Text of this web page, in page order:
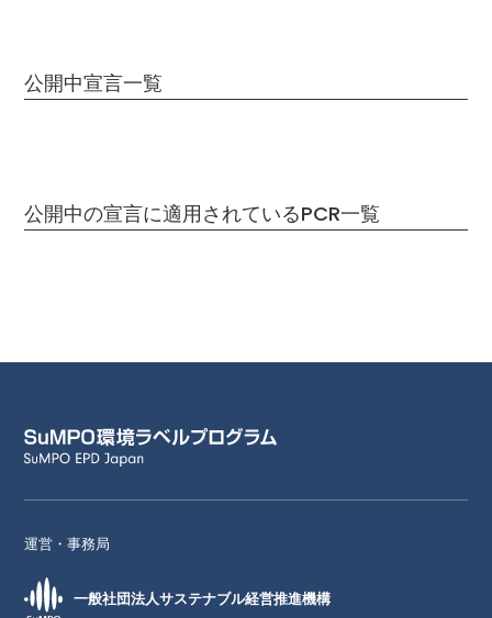
公開中宣言一覧
公開中の宣言に適用されているPCR一覧
運営・事務局
一般社団法人サステナブル経営推進機構